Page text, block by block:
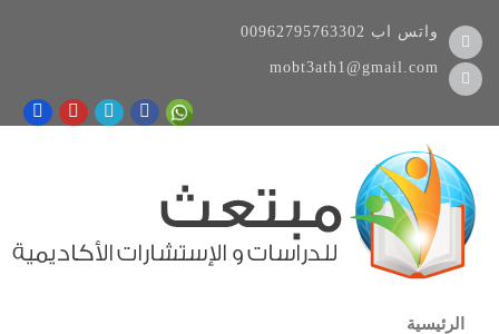
00962795763302 واتس اب
mobt3ath1@gmail.com
الرئيسية